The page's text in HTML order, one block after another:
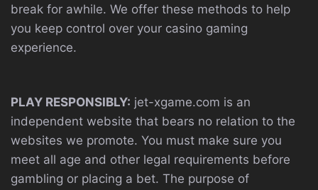
break for awhile. We offer these methods to help
you keep control over your casino gaming
experience.
PLAY RESPONSIBLY: jet-xgame.com is an
independent website that bears no relation to the
websites we promote. You must make sure you
meet all age and other legal requirements before
gambling or placing a bet. The purpose of